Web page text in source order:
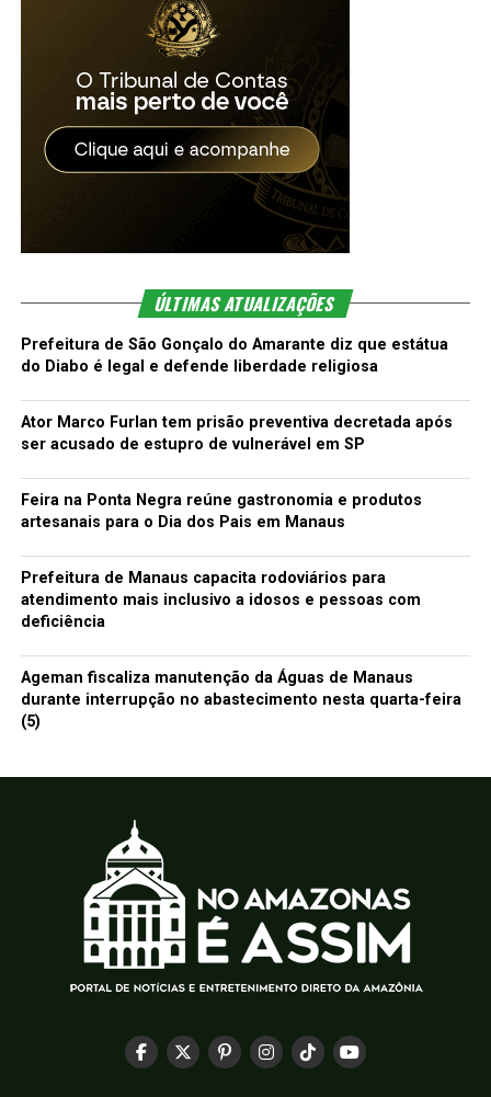
ÚLTIMAS ATUALIZAÇÕES
Prefeitura de São Gonçalo do Amarante diz que estátua
do Diabo é legal e defende liberdade religiosa
Ator Marco Furlan tem prisão preventiva decretada após
ser acusado de estupro de vulnerável em SP
Feira na Ponta Negra reúne gastronomia e produtos
artesanais para o Dia dos Pais em Manaus
Prefeitura de Manaus capacita rodoviários para
atendimento mais inclusivo a idosos e pessoas com
deficiência
Ageman fiscaliza manutenção da Águas de Manaus
durante interrupção no abastecimento nesta quarta-feira
(5)